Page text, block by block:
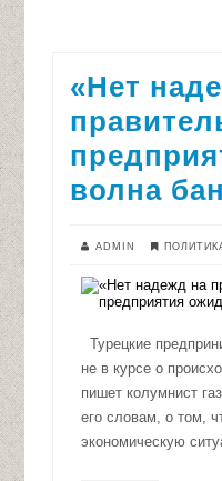
«Нет
волна
ADMIN
Турецкие
не в курсе о
пишет колумнист
его словам, о том,
экономическую